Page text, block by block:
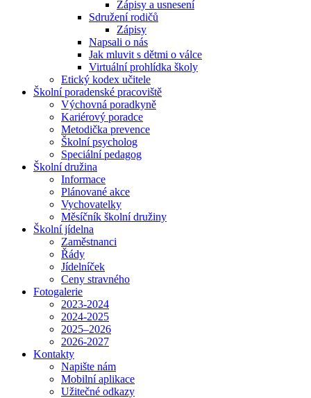
Zápisy a usnesení
Sdružení rodičů
Zápisy
Napsali o nás
Jak mluvit s dětmi o válce
Virtuální prohlídka školy
Etický kodex učitele
Školní poradenské pracoviště
Výchovná poradkyně
Kariérový poradce
Metodička prevence
Školní psycholog
Speciální pedagog
Školní družina
Informace
Plánované akce
Vychovatelky
Měsíčník školní družiny
Školní jídelna
Zaměstnanci
Řády
Jídelníček
Ceny stravného
Fotogalerie
2023-2024
2024-2025
2025–2026
2026-2027
Kontakty
Napište nám
Mobilní aplikace
Užitečné odkazy